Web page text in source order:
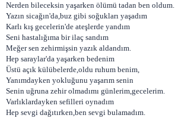
Nerden bileceksin yaşarken ölümü tadan ben oldum.
Yazın sicağın'da,buz gibi soğukları yaşadım
Karlı kış gecelerin'de ateşlerde yandım
Seni hastalığıma bir ilaç sandım
Meğer sen zehirmişsin yazık aldandım.
Hep saraylar'da yaşarken bedenim
Üstü açık külübelerde,oldu ruhum benim,
Yanımdayken yokluğunu yaşarım senin
Senin uğruna zehir olmadımı günlerim,gecelerim.
Varlıklardayken sefilleri oynadım
Hep sevgi dağıtırken,ben sevgi bulamadım.